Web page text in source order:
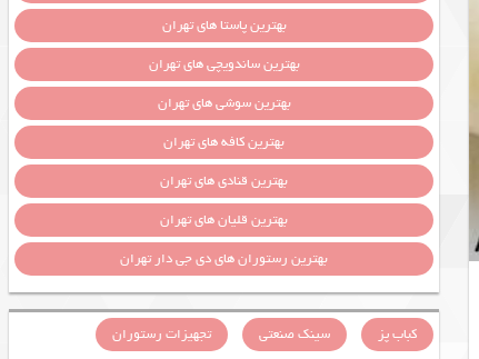
بهترین پاستا های تهران
بهترین ساندویچی های تهران
بهترین سوشی های تهران
بهترین کافه های تهران
بهترین قنادی های تهران
بهترین قلیان های تهران
بهترین رستوران های دی جی دار تهران
کباب پز سینک صنعتی
تجهیزات رستوران